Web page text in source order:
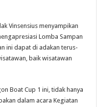
Vinsensius menyampikan
Lomba Sampan
ini dapat di adakan terus-
baik wisatawan
Boat Cup 1 ini, tidak hanya
dalam acara Kegiatan